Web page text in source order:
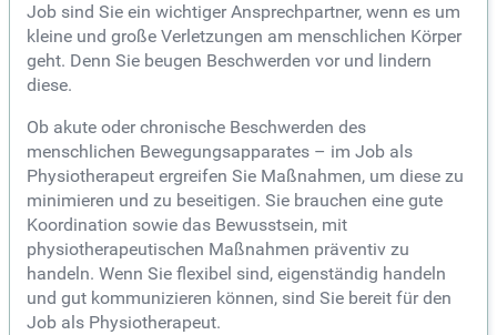
Job sind Sie ein wichtiger Ansprechpartner, wenn es um
kleine und große Verletzungen am menschlichen Körper
geht. Denn Sie beugen Beschwerden vor und lindern
diese.
Ob akute oder chronische Beschwerden des
menschlichen Bewegungsapparates – im Job als
Physiotherapeut ergreifen Sie Maßnahmen, um diese zu
minimieren und zu beseitigen. Sie brauchen eine gute
Koordination sowie das Bewusstsein, mit
physiotherapeutischen Maßnahmen präventiv zu
handeln. Wenn Sie flexibel sind, eigenständig handeln
und gut kommunizieren können, sind Sie bereit für den
Job als Physiotherapeut.